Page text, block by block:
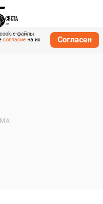
файлы.
согласие на их
Согласен